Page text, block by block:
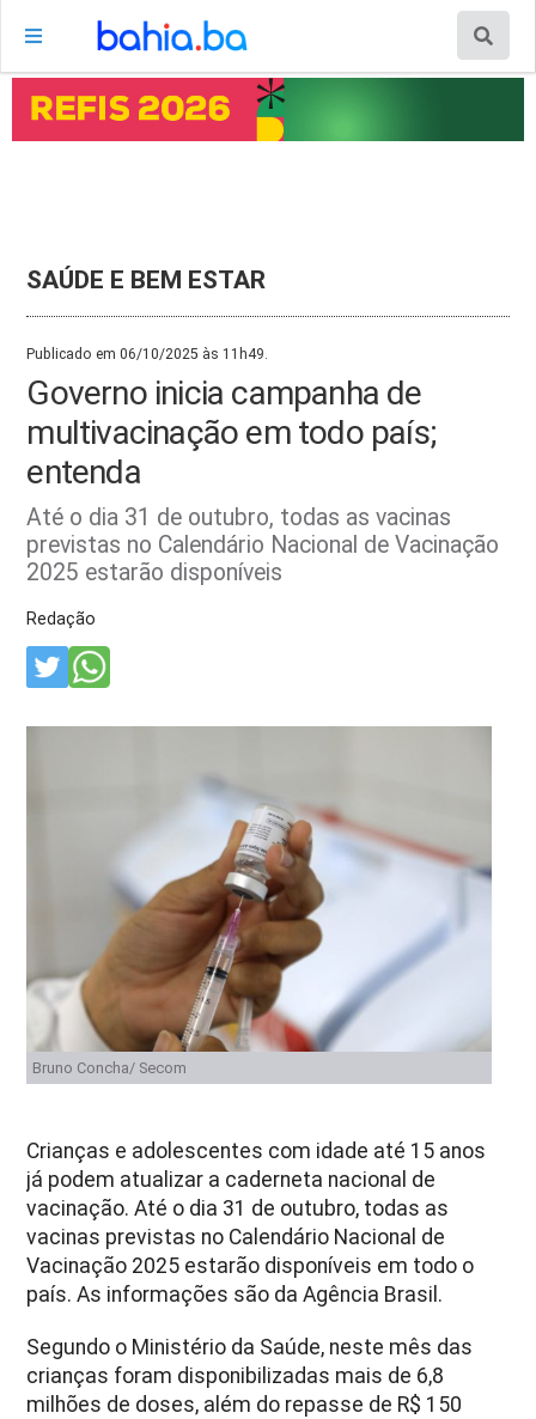
SAÚDE E BEM ESTAR
Publicado em 06/10/2025 às 11h49.
Governo inicia campanha de
multivacinação em todo país;
entenda
Até o dia 31 de outubro, todas as vacinas
previstas no Calendário Nacional de Vacinação
2025 estarão disponíveis
Redação
Bruno Concha/ Secom
Crianças e adolescentes com idade até 15 anos
já podem atualizar a caderneta nacional de
vacinação. Até o dia 31 de outubro, todas as
vacinas previstas no Calendário Nacional de
Vacinação 2025 estarão disponíveis em todo o
país. As informações são da Agência Brasil.
Segundo o Ministério da Saúde, neste mês das
crianças foram disponibilizadas mais de 6,8
milhões de doses, além do repasse de R$ 150